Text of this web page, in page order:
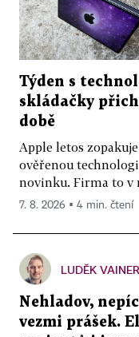
Týden s
skládačky
době
Apple letos
ověřenou
novinku. Firma to v
7. 8. 2026 ▪ 4 min. čtení
LUDĚK
Nehladov,
vezmi prášek.